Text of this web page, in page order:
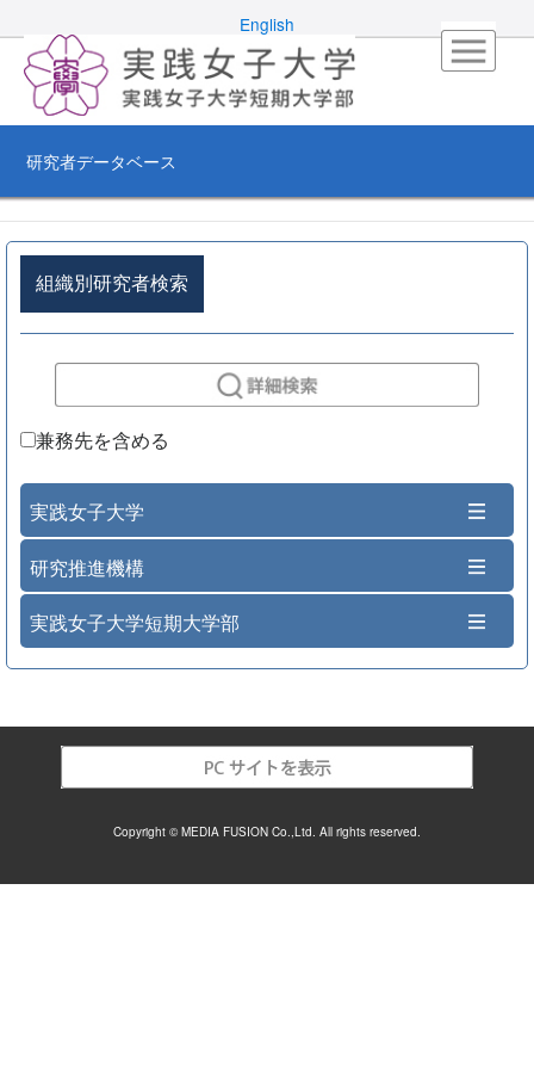
English
研究者データベース
組織別研究者検索
兼務先を含める
実践女子大学
研究推進機構
実践女子大学短期大学部
Copyright © MEDIA FUSION Co.,Ltd. All rights reserved.